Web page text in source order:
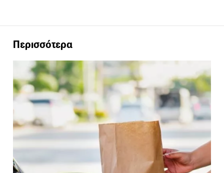
Περισσότερα